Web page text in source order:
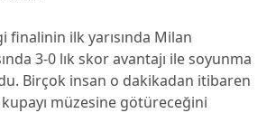
finalinin ilk yarısında Milan
3-0 lık skor avantajı ile soyunma
Birçok insan o dakikadan itibaren
müzesine götüreceğini